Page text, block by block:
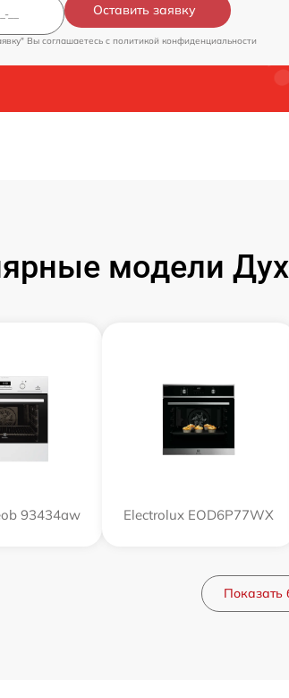
Оставить заявку
Вы соглашаетесь c политикой конфиденциальности
модели
93434aw Electrolux EOD6P77WX
Показать